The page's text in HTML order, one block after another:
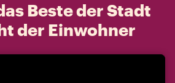
Beste der Stadt
der Einwohner